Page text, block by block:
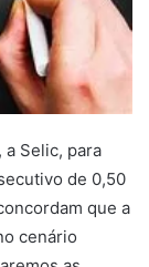
Selic, para
de 0,50
que a
cenário